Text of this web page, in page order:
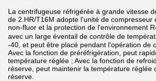
La centrifugeuse réfrigérée à grande vitesse
de 2.HR/T16M adopte l'unité de compresseur
non-fluor et la protection de l'environnement
avec un large éventail de contrôle de
-40, et peut être placé pendant l'opération de
Avec la fonction de préréfrigération, peut
température réglée ; Avec la fonction de
réserve, peut maintenir la température réglée
réserve.